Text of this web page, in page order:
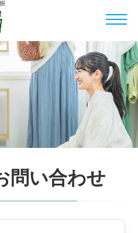
問い合わせ